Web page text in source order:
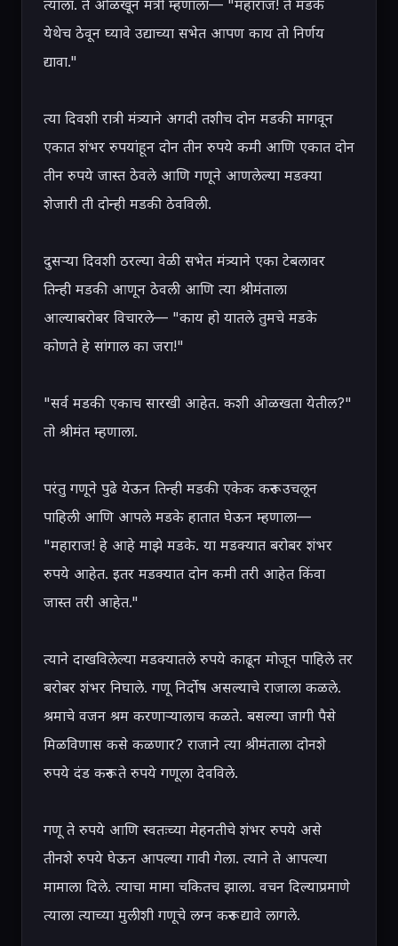
त्याला. ते ओळखून मंत्री म्हणाला— "महाराज! ते मडके
येथेच ठेवून घ्यावे उद्याच्या सभेत आपण काय तो निर्णय
द्यावा."
त्या दिवशी रात्री मंत्र्याने अगदी तशीच दोन मडकी मागवून
एकात शंभर रुपयांहून दोन तीन रुपये कमी आणि एकात दोन
तीन रुपये जास्त ठेवले आणि गणूने आणलेल्या मडक्या
शेजारी ती दोन्ही मडकी ठेवविली.
दुसऱ्या दिवशी ठरल्या वेळी सभेत मंत्र्याने एका टेबलावर
तिन्ही मडकी आणून ठेवली आणि त्या श्रीमंताला
आल्याबरोबर विचारले— "काय हो यातले तुमचे मडके
कोणते हे सांगाल का जरा!"
"सर्व मडकी एकाच सारखी आहेत. कशी ओळखता येतील?"
तो श्रीमंत म्हणाला.
परंतु गणूने पुढे येऊन तिन्ही मडकी एकेक करून उचलून
पाहिली आणि आपले मडके हातात घेऊन म्हणाला—
"महाराज! हे आहे माझे मडके. या मडक्यात बरोबर शंभर
रुपये आहेत. इतर मडक्यात दोन कमी तरी आहेत किंवा
जास्त तरी आहेत."
त्याने दाखविलेल्या मडक्यातले रुपये काढून मोजून पाहिले तर
बरोबर शंभर निघाले. गणू निर्दोष असल्याचे राजाला कळले.
श्रमाचे वजन श्रम करणाऱ्यालाच कळते. बसल्या जागी पैसे
मिळविणास कसे कळणार? राजाने त्या श्रीमंताला दोनशे
रुपये दंड करून ते रुपये गणूला देवविले.
गणू ते रुपये आणि स्वतःच्या मेहनतीचे शंभर रुपये असे
तीनशे रुपये घेऊन आपल्या गावी गेला. त्याने ते आपल्या
मामाला दिले. त्याचा मामा चकितच झाला. वचन दिल्याप्रमाणे
त्याला त्याच्या मुलीशी गणूचे लग्न करून द्यावे लागले.